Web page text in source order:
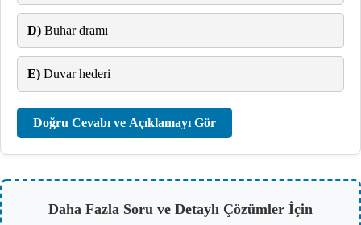
D) Buhar dramı
E) Duvar hederi
Doğru Cevabı ve Açıklamayı Gör
Daha Fazla Soru ve Detaylı Çözümler İçin